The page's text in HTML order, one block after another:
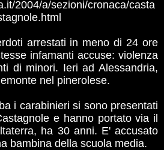
2004/a/sezioni/cronaca/casta
arrestati in meno di 24 ore
infamanti accuse: violenza
di minori. Ieri ad Alessandria,
nel pinerolese.
i carabinieri si sono presentati
e hanno portato via il
ha 30 anni. E' accusato
bambina della scuola media.